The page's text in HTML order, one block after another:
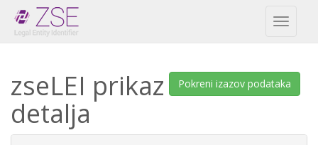
Toggle
Pokreni izazov podataka
zseLEI prikaz
detalja